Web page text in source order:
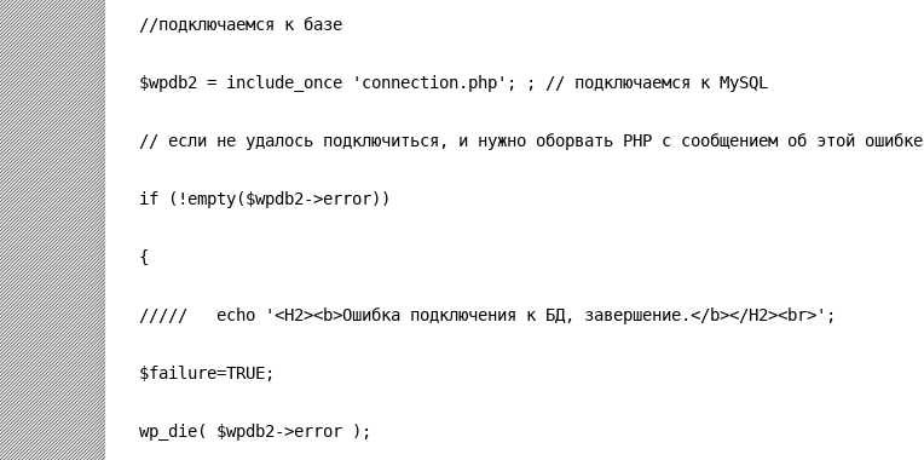
//подключаемся к базе
$wpdb2 = include_once 'connection.php'; ; // подключаемся к MySQL
// если не удалось подключиться, и нужно оборвать PHP с сообщением об этой ошибке
if (!empty($wpdb2->error))
{
/////   echo '<H2><b>Ошибка подключения к БД, завершение.</b></H2><br>';
$failure=TRUE;
wp_die( $wpdb2->error );